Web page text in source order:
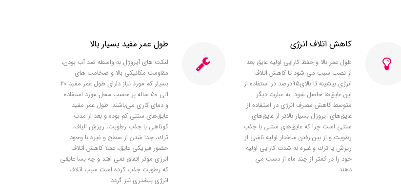
کاهش اتلاف انرژی
ﻃﻮل ﻋﻤﺮ ﺑﺎﻻ و ﺣﻔﻆ ﮐﺎراﯾﯽ اوﻟﯿﻪ ﻋﺎﯾﻖ ﺑﻌﺪ
از ﻧﺼﺐ ﺳﺒﺐ ﻣﯽ ﺷﻮد ﺗﺎ ﮐﺎﻫﺶ اﺗﻼف
اﻧﺮژی ﺑﯿﺸﯿﻨﻪ ﺗﺎ ﺑﺎﻻی95درﺻﺪ در اﺳﺘﻔﺎده از
اﯾﻦ ﻋﺎﯾﻖﻫﺎ ﺣﺎﺻﻞ ﺷﻮد. ﺑﻪ ﻋﺒﺎرت دﯾﮕﺮ
ﻣﺘﻮﺳﻂ ﮐﺎﻫﺶ ﻣﺼﺮف اﻧﺮژی در اﺳﺘﻔﺎده از
ﻋﺎﯾﻖﻫای آﯾﺮوژل ﺑﺴﯿﺎر ﺑﺎﻻﺗﺮ از ﻋﺎﯾﻖﻫﺎی
ﺳﻨﺘﯽ اﺳﺖ ﭼﺮا ﮐﻪ ﻋﺎﯾﻖﻫﺎی ﺳﻨﺘﯽ ﺑﺎ ﺟﺬب
رﻃﻮﺑﺖ و از ﺑﯿﻦ رﻓﺘﻦ ﺳﺎﺧﺘﺎر اوﻟﯿﻪ ﻧﺎﺷﯽ از
رﯾﺰش ﯾﺎ ﺗﺮك و ﻏﯿﺮه ﺑﻪ ﺷﺪت ﮐﺎراﯾﯽ اوﻟﯿﻪ
ﺧﻮد را در ﮐﻤﺘﺮ از ﭼﻨﺪ ﻣﺎه از دﺳﺖ ﻣﯽ
دﻫﻨﺪ
ﻃﻮل ﻋﻤﺮ ﻣﻔﯿﺪ ﺑﺴﯿﺎر ﺑﺎﻻ
ﻠﻨﮑﺖ ﻫﺎی آﯾﺮوژل ﺑﻪ واﺳﻄﻪ ﺿﺪ آب ﺑﻮدن،
ﻣﻘﺎوﻣﺖ ﻣﮑﺎﻧﯿﮑﯽ ﺑﺎﻻ و ﺿﺨﺎﻣﺖ ﻫﺎی
ﺑﺴﯿﺎر ﮐﻢ ﻣﻮرد ﻧﯿﺎز دارای ﻃﻮل ﻋﻤﺮ ﻣﻔﯿﺪ 20
اﻟﯽ 50 ﺳﺎﻟﻪ ﺑﺮ ﺣﺴﺐ ﻣﺤﻞ ﻣﻮرد اﺳﺘﻔﺎده
و دﻣﺎی ﮐﺎری ﻣﯽﺑﺎﺷﻨﺪ. ﻃﻮل ﻋﻤﺮ ﻣﻔﯿﺪ
ﻋﺎﯾﻖﻫﺎی ﺳﻨﺘﯽ ﮐﻢ ﺑﻮده و ﺑﻌﺪ از ﻣﺪت
ﮐﻮﺗﺎﻫﯽ ﺑﺎ ﺟﺬب رﻃﻮﺑﺖ، رﯾﺰش اﻟﯿﺎف،
ﺗﺮك، ﺟﺪا ﺷﺪن از ﺳﻄﺢ و ﻏﯿﺮه ﺑﺎ وﺟﻮد
ﺣﻀﻮر ﻓﯿﺰﯾﮑﯽ ﻋﺎﯾﻖ، ﻋﻤﻼ ﮐﺎﻫﺶ اﺗﻼف
اﻧﺮژی ﻣﻮﺛﺮ اﺗﻔﺎق ﻧﻤﯽ اﻓﺘﺪ و ﭼﻪ ﺑﺴﺎ ﻋﺎﯾﻘﯽ
ﮐﻪ رﻃﻮﺑﺖ ﺟﺬب ﮐﺮده اﺳﺖ ﺳﺒﺐ اﺗﻼف
اﻧﺮژی ﺑﯿﺸﺘﺮی ﻧﯿﺰ ﮔﺮدد